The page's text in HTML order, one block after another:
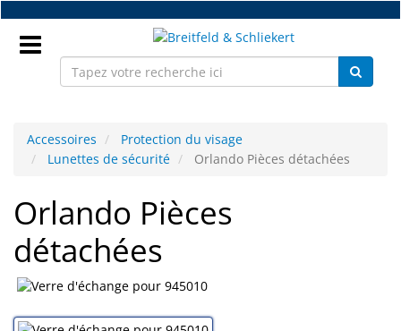
Accéder
au
contenu
Nouveaux
Pièces
monture
Accessoires
Protection du visage
Lunettes de sécurité
Orlando Pièces détachées
Orlando Pièces
détachées